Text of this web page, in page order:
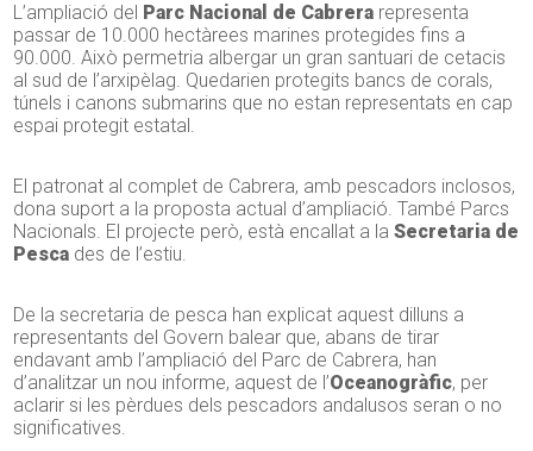
L’ampliació del Parc Nacional de Cabrera representa
passar de 10.000 hectàrees marines protegides fins a
90.000. Això permetria albergar un gran santuari de cetacis
al sud de l’arxipèlag. Quedarien protegits bancs de corals,
túnels i canons submarins que no estan representats en cap
espai protegit estatal.
El patronat al complet de Cabrera, amb pescadors inclosos,
dona suport a la proposta actual d’ampliació. També Parcs
Nacionals. El projecte però, està encallat a laSecretaria de
Pesca des de l’estiu.
De la secretaria de pesca han explicat aquest dilluns a
representants del Govern balear que, abans de tirar
endavant amb l’ampliació del Parc de Cabrera, han
d’analitzar un nou informe, aquest de l’Oceanogràfic, per
aclarir si les pèrdues dels pescadors andalusos seran o no
significatives.